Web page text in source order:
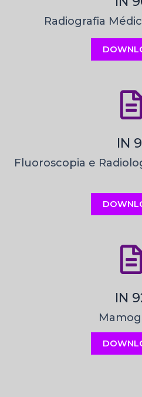
Radiografia
IN
Fluoroscopia e
IN